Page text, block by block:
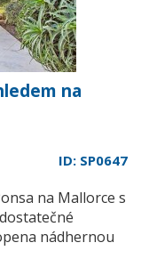
na
ID: SP0647
na Mallorce s
nádhernou